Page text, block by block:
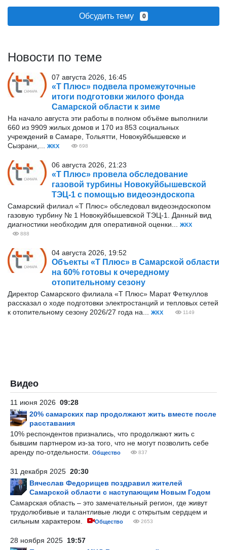
Обсудить тему 0
Новости по теме
07 августа 2026, 16:45
«Т Плюс» подвела промежуточные
итоги подготовки жилого фонда
Самарской области к зиме
На начало августа эти работы в полном объёме выполнили
660 из 9909 жилых домов и 170 из 853 социальных
учреждений в Самаре, Тольятти, Новокуйбышевске и
Сызрани,...
ЖКХ 698
06 августа 2026, 21:23
«Т Плюс» провела обследование
газовой турбины Новокуйбышевской
ТЭЦ-1 с помощью видеоэндоскопа
Самарский филиал «Т Плюс» обследовал видеоэндоскопом
газовую турбину № 1 Новокуйбышевской ТЭЦ-1. Данный вид
диагностики необходим для оперативной оценки...
ЖКХ
888
04 августа 2026, 19:52
Объекты «Т Плюс» в Самарской области
на 60% готовы к очередному
отопительному сезону
Директор Самарского филиала «Т Плюс» Марат Феткуллов
рассказал о ходе подготовки электростанций и тепловых сетей
к отопительному сезону 2026/27 года на...
ЖКХ 1149
Видео
11 июня 2026 09:28
20% самарских пар продолжают жить вместе после
расставания
10% респондентов признались, что продолжают жить с
бывшим партнером из-за того, что не могут позволить себе
аренду по-отдельности.
Общество 837
31 декабря 2025 20:30
Вячеслав Федорищев поздравил жителей
Самарской области с наступающим Новым Годом
Самарская область – это замечательный регион, где живут
трудолюбивые и талантливые люди с открытым сердцем и
сильным характером.
Общество 2653
28 ноября 2025 19:57